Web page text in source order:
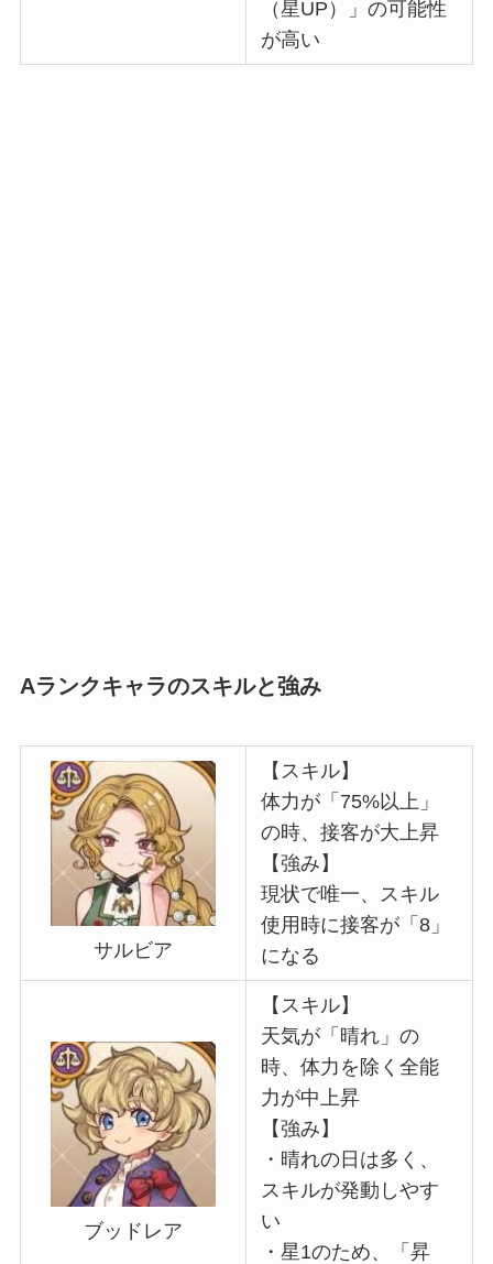
（星UP）」の可能性
が高い
Aランクキャラのスキルと強み
サルビア
【スキル】
体力が「75%以上」
の時、接客が大上昇
【強み】
現状で唯一、スキル
使用時に接客が「8」
になる
ブッドレア
【スキル】
天気が「晴れ」の
時、体力を除く全能
力が中上昇
【強み】
・晴れの日は多く、
スキルが発動しやす
い
・星1のため、「昇